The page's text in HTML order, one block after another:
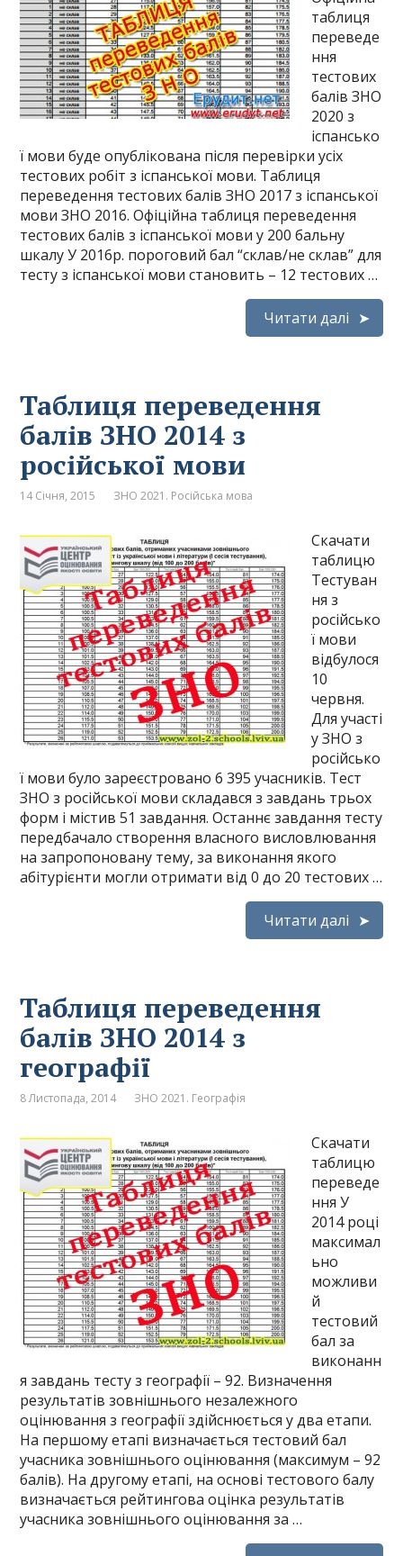
таблиця
переведе
ння
тестових
балів ЗНО
2020 з
іспансько
ї мови буде опублікована після перевірки усіх
тестових робіт з іспанської мови. Таблиця
переведення тестових балів ЗНО 2017 з іспанської
мови ЗНО 2016. Офіційна таблиця переведення
тестових балів з іспанської мови у 200 бальну
шкалу У 2016р. пороговий бал “склав/не склав” для
тесту з іспанської мови становить – 12 тестових …
Читати далі
Таблиця переведення
балів ЗНО 2014 з
російської мови
14 Січня, 2015 ЗНО 2021. Російська мова
Скачати
таблицю
Тестуван
ня з
російсько
ї мови
відбулося
10
червня.
Для участі
у ЗНО з
російсько
ї мови було зареєстровано 6 395 учасників. Тест
ЗНО з російської мови складався з завдань трьох
форм і містив 51 завдання. Останнє завдання тесту
передбачало створення власного висловлювання
на запропоновану тему, за виконання якого
абітурієнти могли отримати від 0 до 20 тестових …
Читати далі
Таблиця переведення
балів ЗНО 2014 з
географії
8 Листопада, 2014 ЗНО 2021. Географія
Скачати
таблицю
переведе
ння У
2014 році
максимал
ьно
можливи
й
тестовий
бал за
виконанн
я завдань тесту з географії – 92. Визначення
результатів зовнішнього незалежного
оцінювання з географії здійснюється у два етапи.
На першому етапі визначається тестовий бал
учасника зовнішнього оцінювання (максимум – 92
балів). На другому етапі, на основі тестового балу
визначається рейтингова оцінка результатів
учасника зовнішнього оцінювання за …